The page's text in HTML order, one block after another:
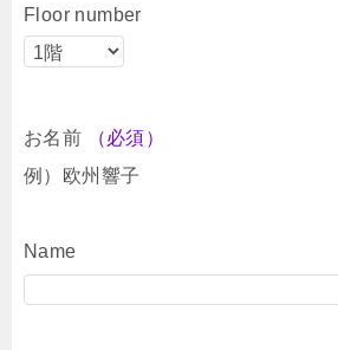
Floor number
お名前
（必須）
例）欧州響子
Name